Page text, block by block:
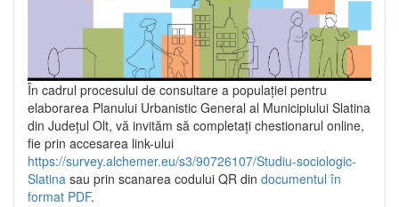
În cadrul procesului de consultare a populaţiei pentru
elaborarea Planului Urbanistic General al Municipiului Slatina
din Județul Olt, vă invităm să completați chestionarul online,
fie prin accesarea link-ului
https://survey.alchemer.eu/s3/90726107/Studiu-sociologic-
Slatina sau prin scanarea codului QR din documentul în
format PDF.